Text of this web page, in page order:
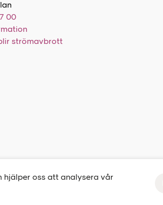
hjälper oss att analysera vår
00
strömavbrott